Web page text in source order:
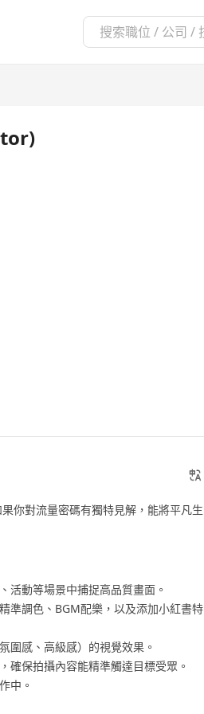
你對流量密碼有獨特見解，能將平凡生
活動等場景中捕捉高品質畫面。
準調色、BGM配樂，以及添加小紅書特
圍感、高級感）的視覺效果。
確保拍攝內容能精準觸達目標受眾。
中。